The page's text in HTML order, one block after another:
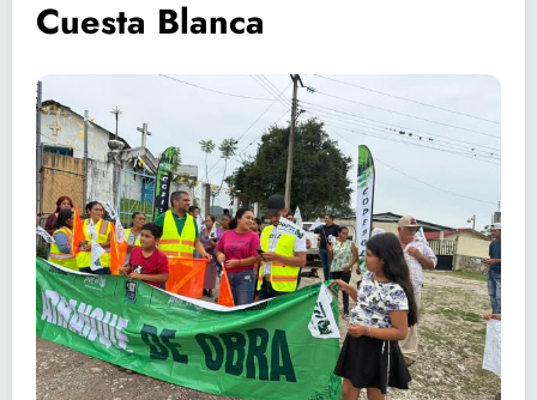
Cuesta Blanca